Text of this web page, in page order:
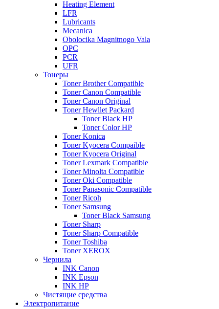
Heating Element
LFR
Lubricants
Mecanica
Obolocika Magnitnogo Vala
OPC
PCR
UFR
Тонеры
Toner Brother Compatible
Toner Canon Compatible
Toner Canon Original
Toner Hewllet Packard
Toner Black HP
Toner Color HP
Toner Konica
Toner Kyocera Compaible
Toner Kyocera Original
Toner Lexmark Compatible
Toner Minolta Compatible
Toner Oki Compatible
Toner Panasonic Compatible
Toner Ricoh
Toner Samsung
Toner Black Samsung
Toner Sharp
Toner Sharp Compatible
Toner Toshiba
Toner XEROX
Чернила
INK Canon
INK Epson
INK HP
Чистящие средства
Электропитание